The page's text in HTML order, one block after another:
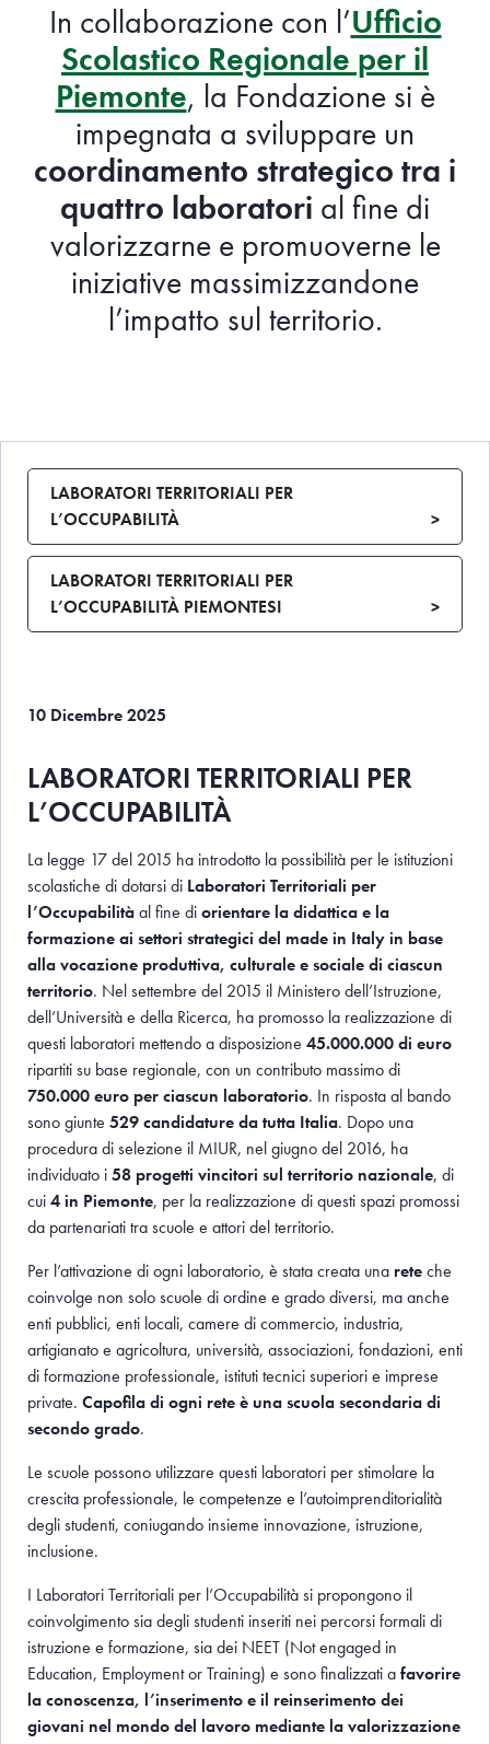
In collaborazione con l’Ufficio
Scolastico Regionale per il
Piemonte, la Fondazione si è
impegnata a sviluppare un
coordinamento strategico tra i
quattro laboratori al fine di
valorizzarne e promuoverne le
iniziative massimizzandone
l’impatto sul territorio.
LABORATORI TERRITORIALI PER
L’OCCUPABILITÀ
>
LABORATORI TERRITORIALI PER
L’OCCUPABILITÀ PIEMONTESI
>
10 Dicembre 2025
LABORATORI TERRITORIALI PER
L’OCCUPABILITÀ
La legge 17 del 2015 ha introdotto la possibilità per le istituzioni
scolastiche di dotarsi di Laboratori Territoriali per
l’Occupabilitàal fine diorientare la didattica e la
formazione ai settori strategici del made in Italy in base
alla vocazione produttiva, culturale e sociale di ciascun
territorio. Nel settembre del 2015 il Ministero dell’Istruzione,
dell’Università e della Ricerca, ha promosso la realizzazione di
questi laboratori mettendo a disposizione 45.000.000 di euro
ripartiti su base regionale, con un contributo massimo di
750.000 euro per ciascun laboratorio. In risposta al bando
sono giunte 529 candidature da tutta Italia. Dopo una
procedura di selezione il MIUR, nel giugno del 2016, ha
individuato i58 progetti vincitori sul territorio nazionale, di
cui4 in Piemonte, per la realizzazione di questi spazi promossi
da partenariati tra scuole e attori del territorio.
Per l’attivazione di ogni laboratorio, è stata creata una reteche
coinvolge non solo scuole di ordine e grado diversi, ma anche
enti pubblici, enti locali, camere di commercio, industria,
artigianato e agricoltura, università, associazioni, fondazioni, enti
di formazione professionale, istituti tecnici superiori e imprese
private. Capofila di ogni rete è una scuola secondaria di
secondo grado.
Le scuole possono utilizzare questi laboratori per stimolare la
crescita professionale, le competenze e l’autoimprenditorialità
degli studenti, coniugando insieme innovazione, istruzione,
inclusione.
I Laboratori Territoriali per l’Occupabilità si propongono il
coinvolgimento sia degli studenti inseriti nei percorsi formali di
istruzione e formazione, sia dei NEET (Not engaged in
Education, Employment or Training) e sono finalizzati afavorire
la conoscenza, l’inserimento e il reinserimento dei
giovani nel mondo del lavoro mediante la valorizzazione